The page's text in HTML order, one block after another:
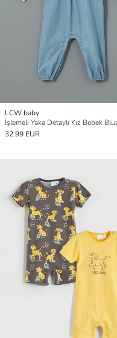
LCW baby
32.99 EUR